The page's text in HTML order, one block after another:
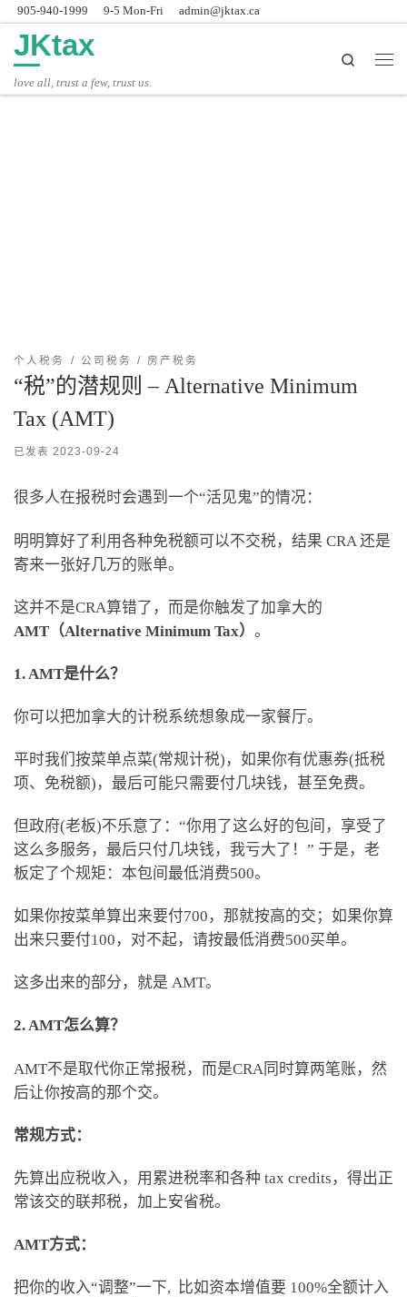
Skip to content
905-940-1999 9-5 Mon-Fri admin@jktax.ca
JKtax
love all, trust a few, trust us.
Search
个人税务 公司税务 房产税务
“税”的潜规则 – Alternative Minimum
Tax (AMT)
已发表 2023-09-24
很多人在报税时会遇到一个“活见鬼”的情况：
明明算好了利用各种免税额可以不交税，结果 CRA 还是
寄来一张好几万的账单。
这并不是CRA算错了，而是你触发了加拿大的
AMT（Alternative Minimum Tax） 。
1. AMT是什么？
你可以把加拿大的计税系统想象成一家餐厅。
平时我们按菜单点菜(常规计税)，如果你有优惠券(抵税
项、免税额)，最后可能只需要付几块钱，甚至免费。
但政府(老板)不乐意了：“你用了这么好的包间，享受了
这么多服务，最后只付几块钱，我亏大了！” 于是，老
板定了个规矩：本包间最低消费500。
如果你按菜单算出来要付700，那就按高的交；如果你算
出来只要付100，对不起，请按最低消费500买单。
这多出来的部分，就是 AMT。
2. AMT怎么算？
AMT不是取代你正常报税，而是CRA同时算两笔账，然
后让你按高的那个交。
常规方式：
先算出应税收入，用累进税率和各种 tax credits，得出正
常该交的联邦税，加上安省税。
AMT方式：
把你的收入“调整”一下, 比如资本增值要 100%全额计入